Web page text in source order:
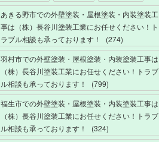
あきる野市での外壁塗装・屋根塗装・内装塗装工
事は（株）長谷川塗装工業にお任せください！ト
ラブル相談も承っております！
(274)
羽村市での外壁塗装・屋根塗装・内装塗装工事は
（株）長谷川塗装工業にお任せください！トラブ
ル相談も承っております！
(799)
福生市での外壁塗装・屋根塗装・内装塗装工事は
（株）長谷川塗装工業にお任せください！トラブ
ル相談も承っております！
(324)